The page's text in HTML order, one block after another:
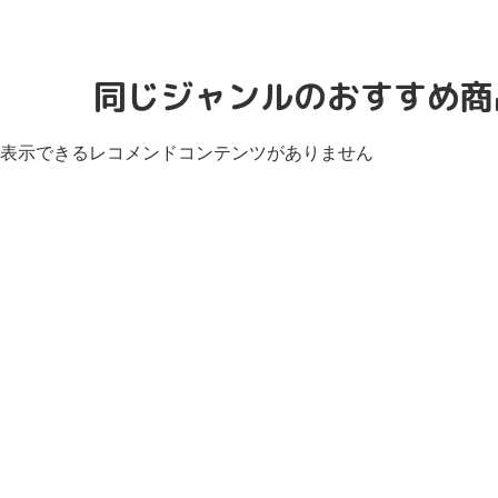
同じジャンルのおすすめ
表示できるレコメンドコンテンツがありません